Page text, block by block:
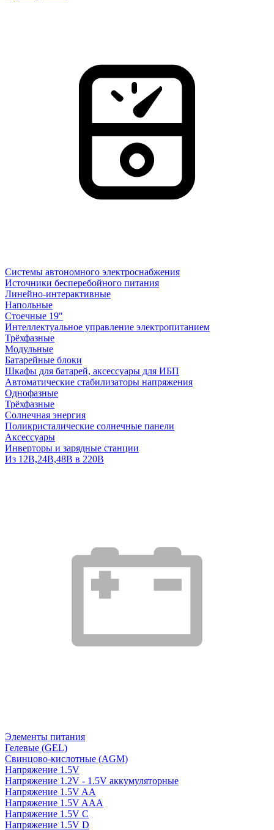
Системы автономного электроснабжения
Источники бесперебойного питания
Линейно-интерактивные
Напольные
Стоечные 19"
Интеллектуальное управление электропитанием
Трёхфазные
Модульные
Батарейные блоки
Шкафы для батарей, аксессуары для ИБП
Автоматические стабилизаторы напряжения
Однофазные
Трёхфазные
Солнечная энергия
Поликристалические солнечные панели
Аксессуары
Инверторы и зарядные станции
Из 12В,24В,48В в 220В
Элементы питания
Гелевые (GEL)
Свинцово-кислотные (AGM)
Напряжение 1.5V
Напряжение 1.2V - 1.5V аккумуляторные
Напряжение 1.5V AA
Напряжение 1.5V AAA
Напряжение 1.5V C
Напряжение 1.5V D